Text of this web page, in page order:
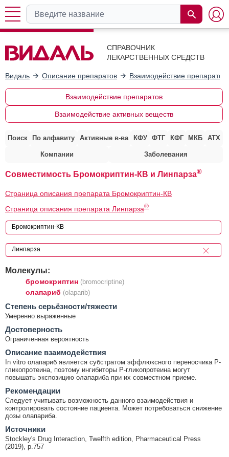
СПРАВОЧНИК
ЛЕКАРСТВЕННЫХ СРЕДСТВ
Видаль Описание препаратов Взаимодействие препаратов
Взаимодействие препаратов
Взаимодействие активных веществ
Поиск По алфавиту Активные в-ва КФУ ФТГ КФГ МКБ АТХ
Компании Заболевания
Совместимость Бромокриптин-КВ и Линпарза®
Страница описания препарата Бромокриптин-КВ
Страница описания препарата Линпарза®
Молекулы:
бромокриптин (bromocriptine)
олапариб (olaparib)
Cтепень серьёзности/тяжести
Умеренно выраженные
Достоверность
Ограниченная вероятность
Описание взаимодействия
In vitro олапариб является субстратом эффлюксного переносчика P-
гликопротеина, поэтому ингибиторы P-гликопротеина могут
повышать экспозицию олапариба при их совместном приеме.
Рекомендации
Следует учитывать возможность данного взаимодействия и
контролировать состояние пациента. Может потребоваться снижение
дозы олапариба.
Источники
Stockley's Drug Interaction, Twelfth edition, Pharmaceutical Press
(2019), p.757